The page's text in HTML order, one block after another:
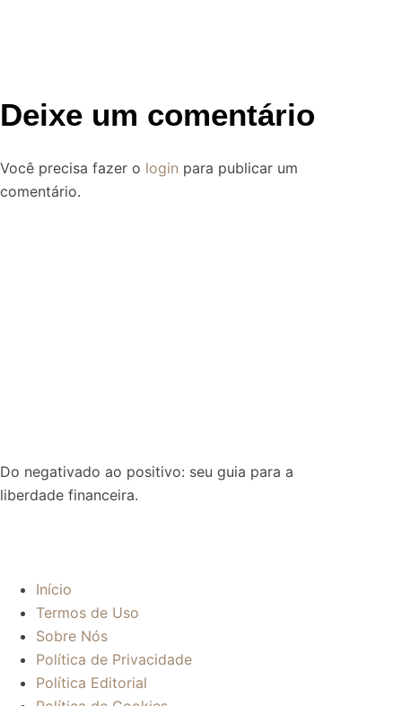
Deixe um comentário
Você precisa fazer o login para publicar um
comentário.
Do negativado ao positivo: seu guia para a
liberdade financeira.
Início
Termos de Uso
Sobre Nós
Política de Privacidade
Política Editorial